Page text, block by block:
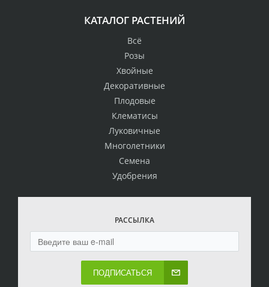
КАТАЛОГ РАСТЕНИЙ
Всё
Розы
Хвойные
Декоративные
Плодовые
Клематисы
Луковичные
Многолетники
Семена
Удобрения
РАССЫЛКА
ПОДПИСАТЬСЯ